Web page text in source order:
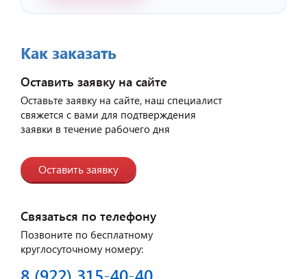
Как заказать
Оставить заявку на сайте
Оставьте заявку на сайте, наш специалист
свяжется с вами для подтверждения
заявки в течение рабочего дня
Оставить заявку
Связаться по телефону
Позвоните по бесплатному
круглосуточному номеру: